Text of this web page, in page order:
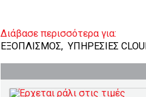
Διάβασε περισσότερα για:
ΕΞΟΠΛΙΣΜΟΣ, ΥΠΗΡΕΣΙΕΣ